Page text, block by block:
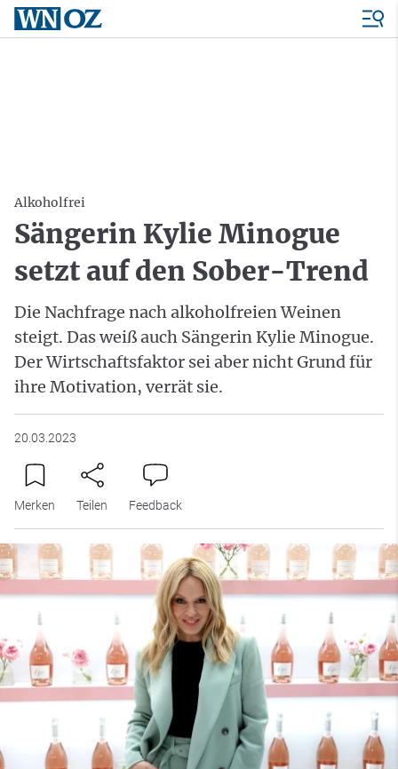
Alkoholfrei
Sängerin Kylie Minogue
setzt auf den Sober-Trend
Die Nachfrage nach alkoholfreien Weinen
steigt. Das weiß auch Sängerin Kylie Minogue.
Der Wirtschaftsfaktor sei aber nicht Grund für
ihre Motivation, verrät sie.
20.03.2023
Merken Teilen Feedback